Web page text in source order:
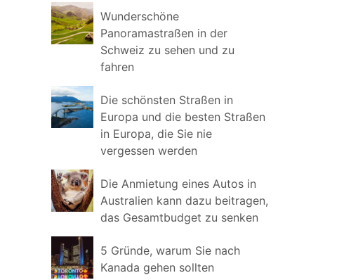
Wunderschöne
Panoramastraßen in der
Schweiz zu sehen und zu
fahren
Die schönsten Straßen in
Europa und die besten Straßen
in Europa, die Sie nie
vergessen werden
Die Anmietung eines Autos in
Australien kann dazu beitragen,
das Gesamtbudget zu senken
5 Gründe, warum Sie nach
Kanada gehen sollten